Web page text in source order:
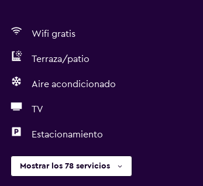
Wifi gratis
Terraza/patio
Aire acondicionado
TV
Estacionamiento
Mostrar los 78 servicios